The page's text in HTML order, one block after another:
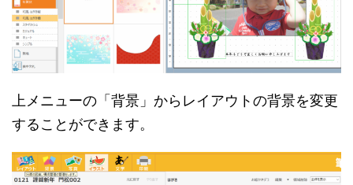
上メニューの「背景」からレイアウトの背景を変更
することができます。